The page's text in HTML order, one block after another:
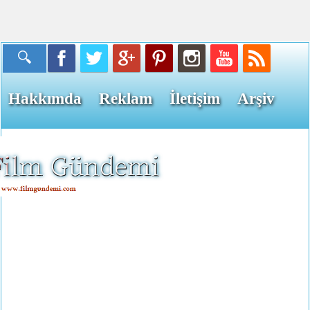
Hakkımda Reklam İletişim Arşiv